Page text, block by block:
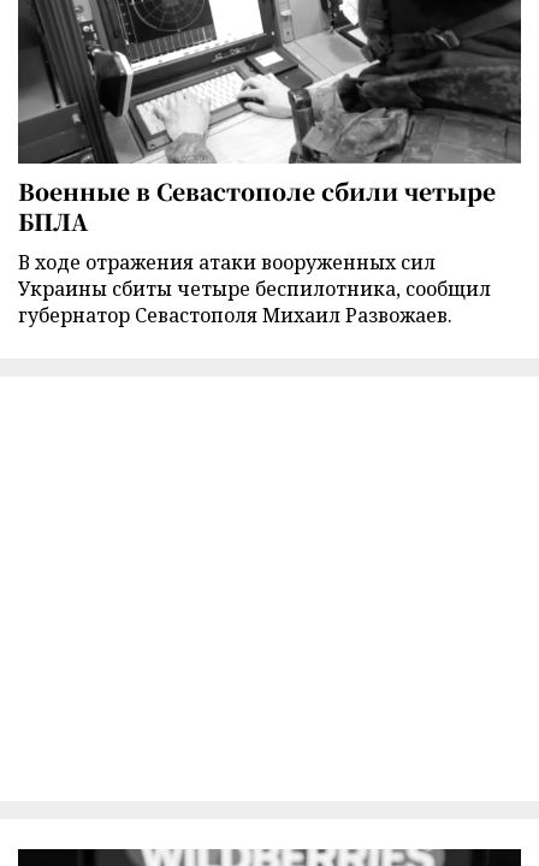
Военные в Севастополе сбили четыре
БПЛА
В ходе отражения атаки вооруженных сил
Украины сбиты четыре беспилотника, сообщил
губернатор Севастополя Михаил Развожаев.